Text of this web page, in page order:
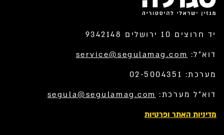
יד חרוצים 10 ירושלים 9342148
דוא”ל: service@segulamag.com
מערכת: 02-5004351
דוא”ל מערכת: segula@segulamag.com
מדיניות האתר ופרטיות